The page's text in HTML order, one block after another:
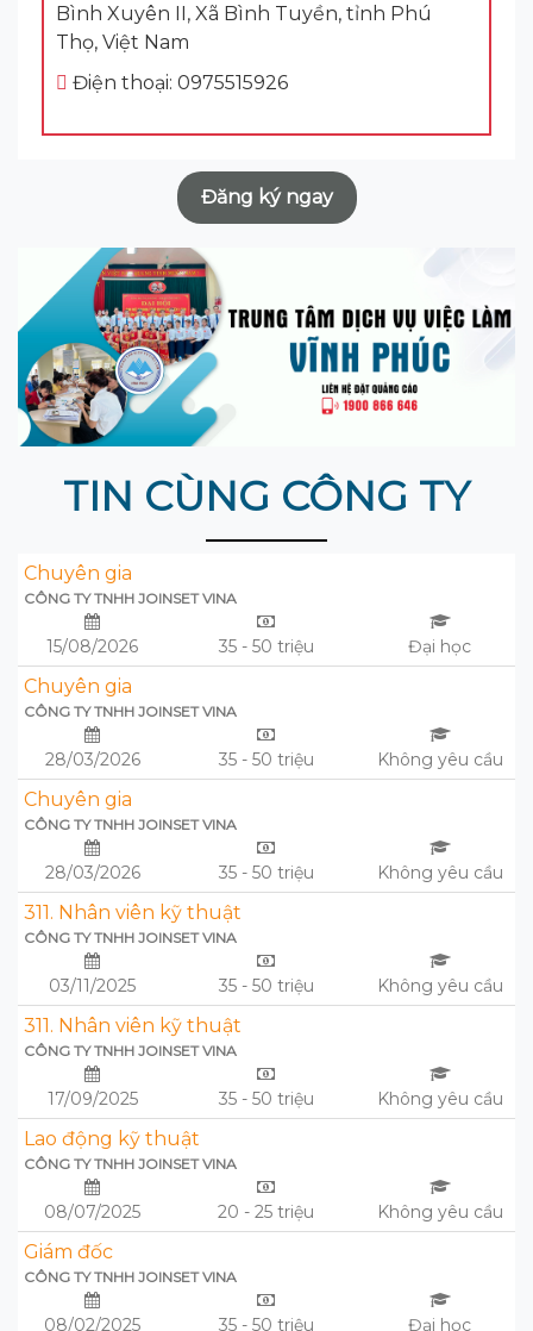
Bình Xuyên II, Xã Bình Tuyền, tỉnh Phú
Thọ, Việt Nam
Điện thoại: 0975515926
Đăng ký ngay
TIN CÙNG CÔNG TY
Chuyên gia
CÔNG TY TNHH JOINSET VINA
15/08/2026 35 - 50 triệu Đại học
Chuyên gia
CÔNG TY TNHH JOINSET VINA
28/03/2026 35 - 50 triệu Không yêu cầu
Chuyên gia
CÔNG TY TNHH JOINSET VINA
28/03/2026 35 - 50 triệu Không yêu cầu
311. Nhân viên kỹ thuật
CÔNG TY TNHH JOINSET VINA
03/11/2025 35 - 50 triệu Không yêu cầu
311. Nhân viên kỹ thuật
CÔNG TY TNHH JOINSET VINA
17/09/2025 35 - 50 triệu Không yêu cầu
Lao động kỹ thuật
CÔNG TY TNHH JOINSET VINA
08/07/2025 20 - 25 triệu Không yêu cầu
Giám đốc
CÔNG TY TNHH JOINSET VINA
08/02/2025 35 - 50 triệu Đại học